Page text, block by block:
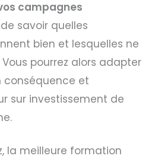
campagnes
savoir quelles
bien et lesquelles ne
pourrez alors adapter
et
sur investissement de
la meilleure formation